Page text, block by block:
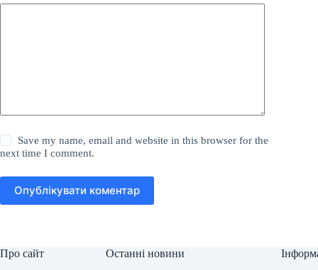
Save my name, email and website in this browser for the
next time I comment.
Опублікувати коментар
Про сайт Останні новини